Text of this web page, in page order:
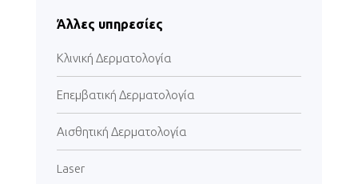
Άλλες υπηρεσίες
Κλινική Δερματολογία
Επεμβατική Δερματολογία
Αισθητική Δερματολογία
Laser